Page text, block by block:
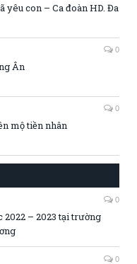
yêu con – Ca đoàn HD. Đa
0
Ân
0
mộ tiền nhân
0
2022 – 2023 tại trường
0